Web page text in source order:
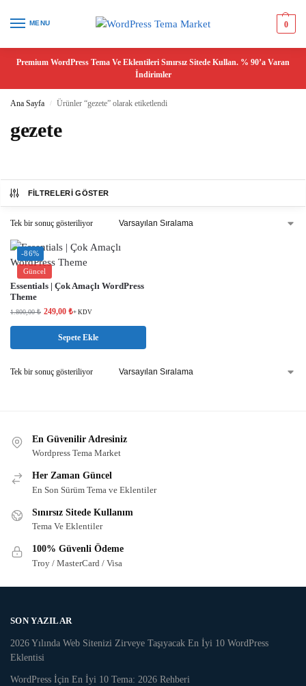
MENU 0
Premium WordPress Tema Ve Eklentileri Sınırsız Sitede Kullan. % 90’a Varan
İndirimler
Ana Sayfa / Ürünler “gezete” olarak etiketlendi
gezete
FILTRELERI GÖSTER
Tek bir sonuç gösteriliyor
-86%
Güncel
Essentials | Çok Amaçlı WordPress
Theme
1.800,00₺ 249,00 ₺+ KDV
Sepete Ekle
Tek bir sonuç gösteriliyor
En Güvenilir Adresiniz
Wordpress Tema Market
Her Zaman Güncel
En Son Sürüm Tema ve Eklentiler
Sınırsız Sitede Kullanım
Tema Ve Eklentiler
100% Güvenli Ödeme
Troy / MasterCard / Visa
SON YAZILAR
2026 Yılında Web Sitenizi Zirveye Taşıyacak En İyi 10 WordPress
Eklentisi
WordPress İçin En İyi 10 Tema: 2026 Rehberi